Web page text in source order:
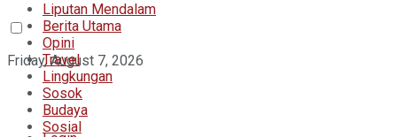
Friday, August 7, 2026
Liputan Mendalam
Berita Utama
Opini
Travel
Lingkungan
Sosok
Budaya
Sosial